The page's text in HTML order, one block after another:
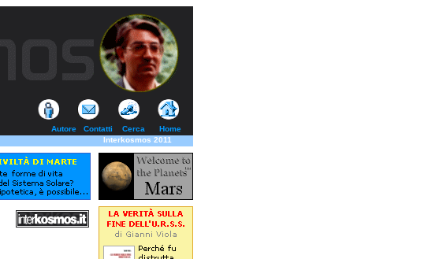
Autore Contatti Cerca
Home
Interkosmos 2011